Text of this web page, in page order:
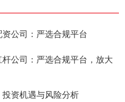
公司：严选合规平台
公司：严选合规平台，放大
资机遇与风险分析